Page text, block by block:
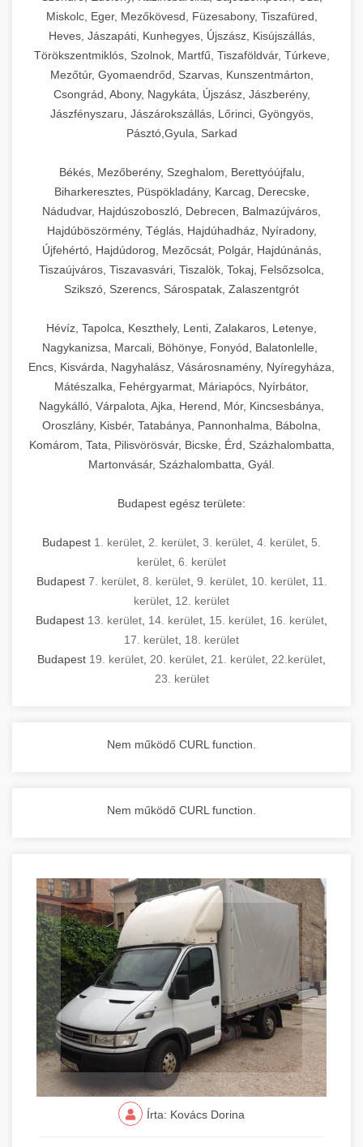
Miskolc, Eger, Mezőkövesd, Füzesabony, Tiszafüred,
Heves, Jászapáti, Kunhegyes, Újszász, Kisújszállás,
Törökszentmiklós, Szolnok, Martfű, Tiszaföldvár, Túrkeve,
Mezőtúr, Gyomaendrőd, Szarvas, Kunszentmárton,
Csongrád, Abony, Nagykáta, Újszász, Jászberény,
Jászfényszaru, Jászárokszállás, Lőrinci, Gyöngyös,
Pásztó,Gyula, Sarkad
Békés, Mezőberény, Szeghalom, Berettyóújfalu,
Biharkeresztes, Püspökladány, Karcag, Derecske,
Nádudvar, Hajdúszoboszló, Debrecen, Balmazújváros,
Hajdúböszörmény, Téglás, Hajdúhadház, Nyíradony,
Újfehértó, Hajdúdorog, Mezőcsát, Polgár, Hajdúnánás,
Tiszaújváros, Tiszavasvári, Tiszalök, Tokaj, Felsőzsolca,
Szikszó, Szerencs, Sárospatak, Zalaszentgrót
Hévíz, Tapolca, Keszthely, Lenti, Zalakaros, Letenye,
Nagykanizsa, Marcali, Böhönye, Fonyód, Balatonlelle,
Encs, Kisvárda, Nagyhalász, Vásárosnamény, Nyíregyháza,
Mátészalka, Fehérgyarmat, Máriapócs, Nyírbátor,
Nagykálló, Várpalota, Ajka, Herend, Mór, Kincsesbánya,
Oroszlány, Kisbér, Tatabánya, Pannonhalma, Bábolna,
Komárom, Tata, Pilisvörösvár, Bicske, Érd, Százhalombatta,
Martonvásár, Százhalombatta, Gyál.
Budapest egész területe:
Budapest 1. kerület 2. kerület 3. kerület 4. kerület 5.
kerület 6. kerület
Budapest 7. kerület, 8. kerület, 9. kerület, 10. kerület, 11.
kerület 12. kerület
Budapest 13. kerület 14. kerület 15. kerület 16. kerület
17. kerület 18. kerület
Budapest 19. kerület 20. kerület 21. kerület 22.kerület
23. kerület
Nem működő CURL function.
Nem működő CURL function.
Írta: Kovács Dorina